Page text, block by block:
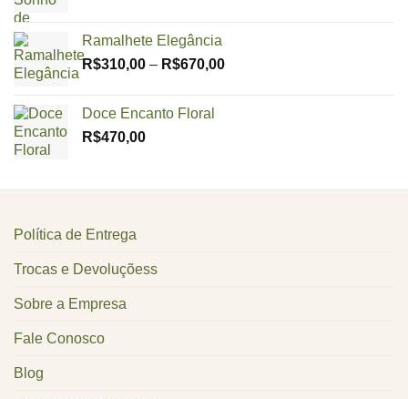
Ramalhete Elegância
R$310,00 – R$670,00Price
Doce Encanto Floral
R$470,00
Política de Entrega
Trocas e Devoluçõess
Sobre a Empresa
Fale Conosco
Blog